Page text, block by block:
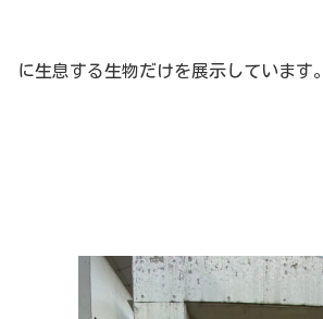
に生息する生物だけを展示しています。